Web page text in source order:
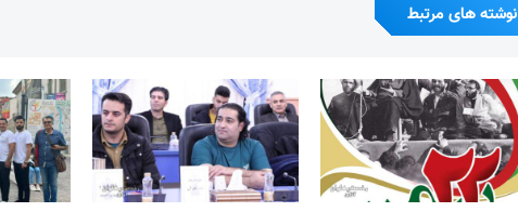
نوشته های مرتبط